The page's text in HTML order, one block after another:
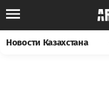
Новости Казахстана